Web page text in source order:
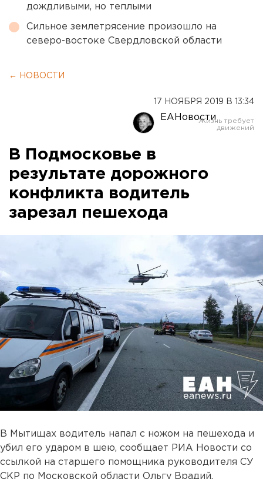
дождливыми, но теплыми
Сильное землетрясение произошло на
северо-востоке Свердловской области
← НОВОСТИ
17 НОЯБРЯ 2019 В 13:34
ЕАНовости
В Подмосковье в
результате дорожного
конфликта водитель
зарезал пешехода
В Мытищах водитель напал с ножом на пешехода и
убил его ударом в шею, сообщает РИА Новости со
ссылкой на старшего помощника руководителя СУ
СКР по Московской области Ольгу Врадий.